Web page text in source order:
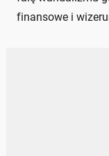
finansowe i